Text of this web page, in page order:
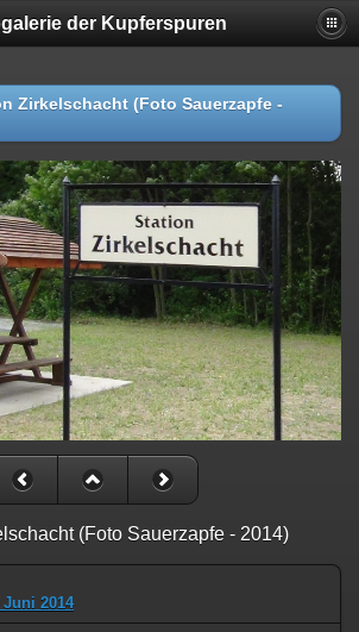
der Kupferspuren
Zirkelschacht (Foto Sauerzapfe -
(Foto Sauerzapfe - 2014)
2014